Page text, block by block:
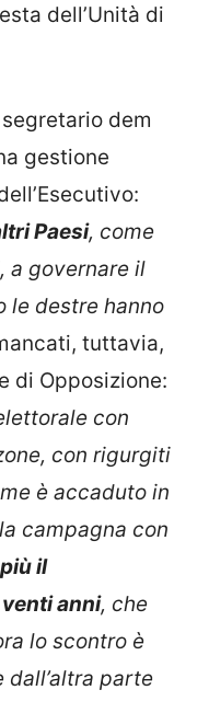
dell’Unità di
segretario dem
gestione
Paesi, come
a governare il
le destre hanno
tuttavia,
di Opposizione:
con
con rigurgiti
è accaduto in
campagna con
il
anni, che
lo scontro è
parte